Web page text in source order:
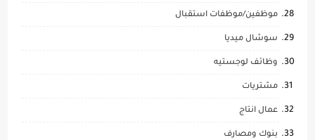
موظفين/موظفات استقبال
سوشال ميديا
وظائف لوجستيه
مشتريات
عمال انتاج
بنوك ومصارف